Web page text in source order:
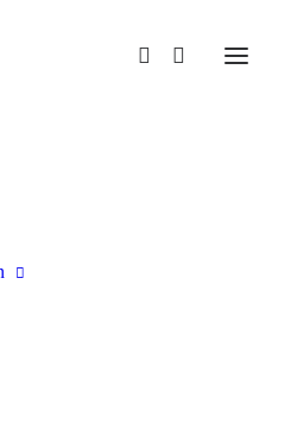
AUS
vom Dangelhof.
Unternehmen in der